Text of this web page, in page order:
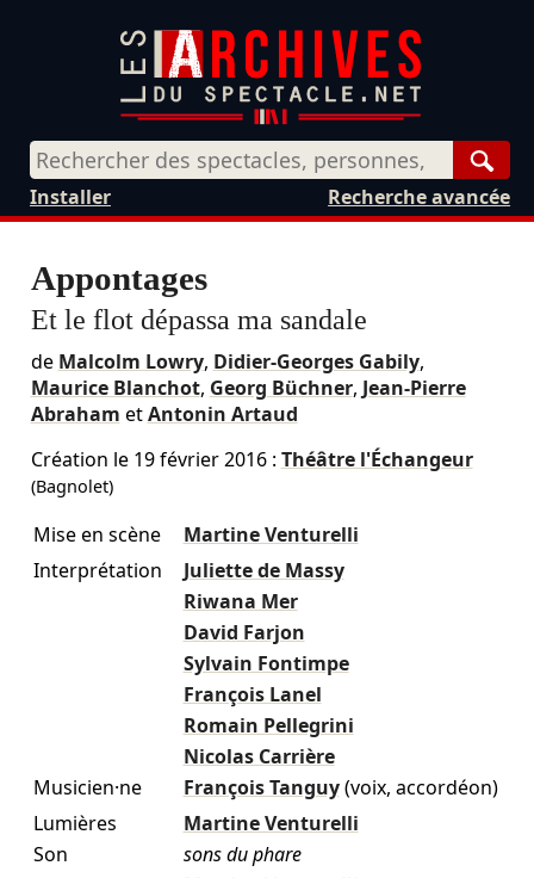
Recherche avancée
Installer
Appontages
Et le flot dépassa ma sandale
de Malcolm Lowry, Didier-Georges Gabily,
Maurice Blanchot, Georg Büchner, Jean-Pierre
Abraham etAntonin Artaud
Création le 19 février 2016: Théâtre l'Échangeur
(Bagnolet)
Mise en scène
Martine Venturelli
Interprétation
Juliette de Massy
Riwana Mer
David Farjon
Sylvain Fontimpe
François Lanel
Romain Pellegrini
Nicolas Carrière
Musicien·ne
François Tanguy (voix, accordéon)
Lumières
Martine Venturelli
Son
sons du phare